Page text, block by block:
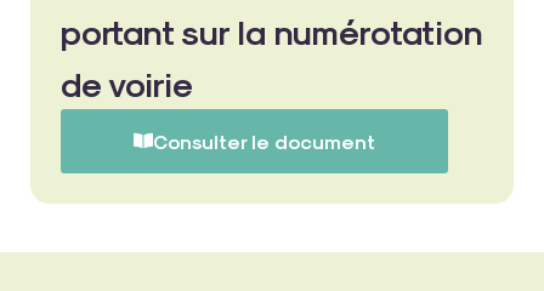
portant sur la numérotation
de voirie
Consulter le document